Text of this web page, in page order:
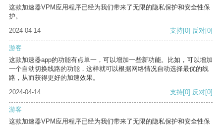
这款加速器VPM应用程序已经为我们带来了无限的隐私保护和安全性保
护。
2024-04-14
支持[0] 反对[0]
游客
这款加速器app的功能有点单一，可以增加一些新功能。比如，可以增加
一个自动切换线路的功能，这样就可以根据网络情况自动选择最优的线
路，从而获得更好的加速效果。
2024-04-14
支持[0] 反对[0]
游客
这款加速器VPM应用程序已经为我们带来了无限的隐私保护和安全性保